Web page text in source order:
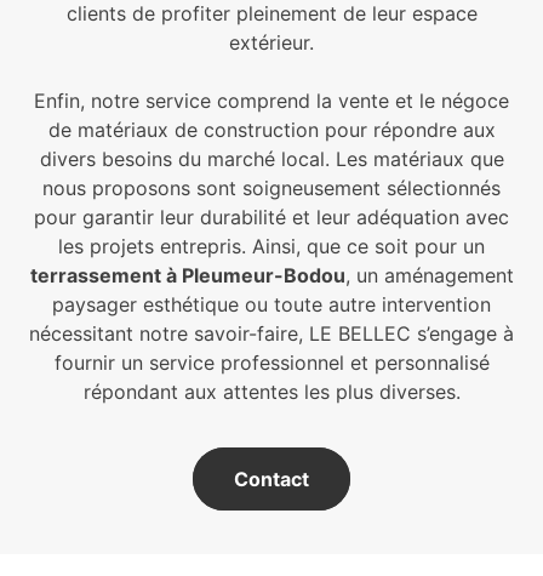
clients de profiter pleinement de leur espace
extérieur.
Enfin, notre service comprend la vente et le négoce
de matériaux de construction pour répondre aux
divers besoins du marché local. Les matériaux que
nous proposons sont soigneusement sélectionnés
pour garantir leur durabilité et leur adéquation avec
les projets entrepris. Ainsi, que ce soit pour un
terrassement à Pleumeur-Bodou, un aménagement
paysager esthétique ou toute autre intervention
nécessitant notre savoir-faire, LE BELLEC s’engage à
fournir un service professionnel et personnalisé
répondant aux attentes les plus diverses.
Contact